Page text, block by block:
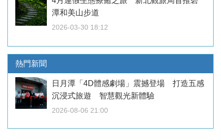
潭和美山步道
2026-03-30 18:12
熱門新聞
日月潭「4D體感劇場」震撼登場 打造五感
沉浸式旅遊 智慧觀光新體驗
2026-08-06 21:00